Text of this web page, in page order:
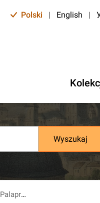
Polski | English |
Wyszukaj
Choix de pieces de theatre de Brueys et Palaprat